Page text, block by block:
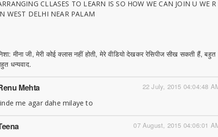
CLLASES TO LEARN IS SO HOW WE CAN JOIN U WE R
WEST DELHI NEAR PALAM
मीना जी, मेरी कोई क्लास नहीं होती, मेरे वीडियो देखकर रेसिपीज सीख सकती हैं, बहुत
धन्यवाद.
22 July, 2015 04:04:48
Mehta
me agar dahe milaye to
07 August, 2015 04:06:01